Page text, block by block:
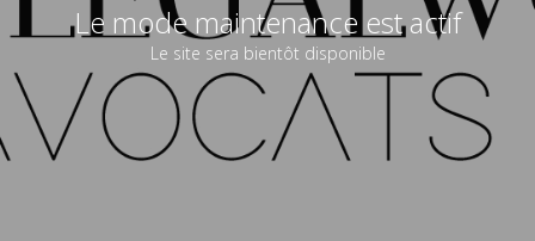
Le mode maintenance est actif
Le site sera bientôt disponible